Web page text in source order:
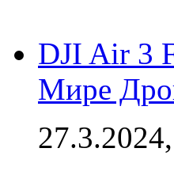
DJI Air 3
Мире